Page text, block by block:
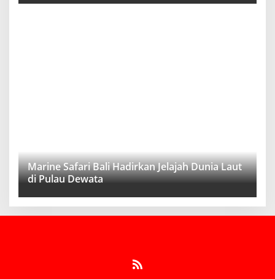
Marine Safari Bali Hadirkan Jelajah Dunia Laut
di Pulau Dewata